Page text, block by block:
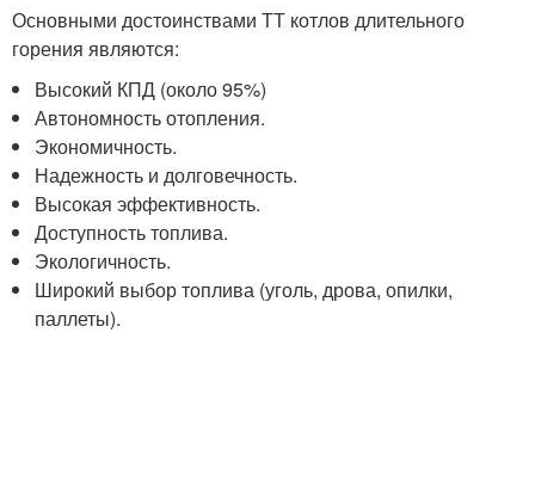
Основными достоинствами ТТ котлов длительного
горения являются:
Высокий КПД (около 95%)
Автономность отопления.
Экономичность.
Надежность и долговечность.
Высокая эффективность.
Доступность топлива.
Экологичность.
Широкий выбор топлива (уголь, дрова, опилки,
паллеты).